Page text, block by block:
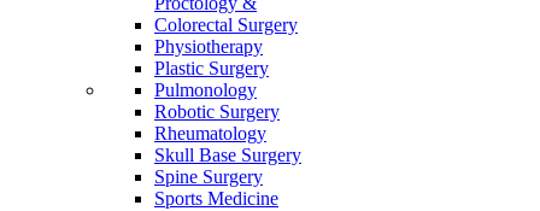
Colorectal Surgery
Physiotherapy
Plastic Surgery
Pulmonology
Robotic Surgery
Rheumatology
Skull Base Surgery
Spine Surgery
Sports Medicine